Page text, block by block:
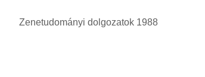
:
Zenetudományi dolgozatok 1988